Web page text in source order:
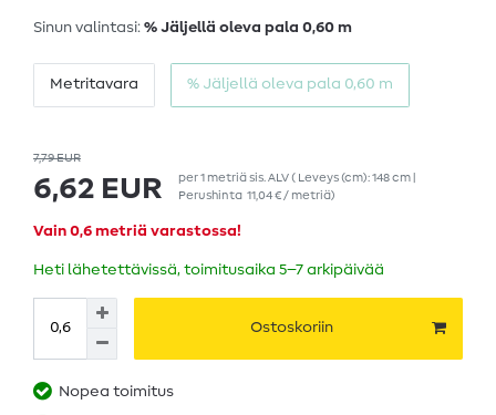
Sinun valintasi: % Jäljellä oleva pala 0,60 m
Metritavara % Jäljellä oleva pala 0,60 m
7,79 EUR
6,62 EUR per1 metriäsis. ALV( Leveys (cm): 148 cm |
Perushinta 11,04 € / metriä)
Vain 0,6 metriä varastossa!
Heti lähetettävissä, toimitusaika 5–7 arkipäivää
Ostoskoriin
Nopea toimitus